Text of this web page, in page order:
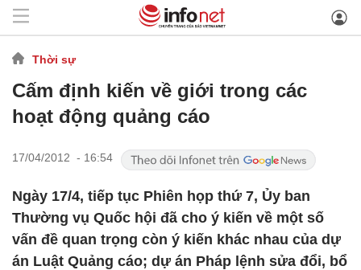
Thời sự
Cấm định kiến về giới trong các
hoạt động quảng cáo
17/04/2012 - 16:54
Ngày 17/4, tiếp tục Phiên họp thứ 7, Ủy ban
Thường vụ Quốc hội đã cho ý kiến về một số
vấn đề quan trọng còn ý kiến khác nhau của dự
án Luật Quảng cáo; dự án Pháp lệnh sửa đổi, bổ